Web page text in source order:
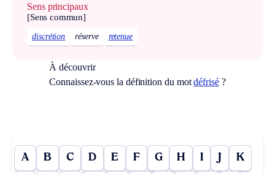
Sens principaux
[Sens commun]
discrétion réserve retenue
À découvrir
Connaissez-vous la définition du motdéfrisé?
A B C D E F G H I J K